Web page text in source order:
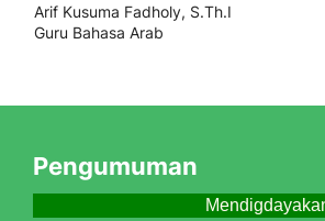
Arif Kusuma Fadholy, S.Th.I
Guru Bahasa Arab
Pengumuman